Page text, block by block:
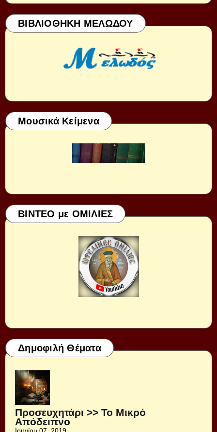
ΒΙΒΛΙΟΘΗΚΗ ΜΕΛΩΔΟΥ
Μουσικά Κείμενα
ΒΙΝΤΕΟ με ΟΜΙΛΙΕΣ
Δημοφιλή Θέματα
Προσευχητάρι >> Το Μικρό
Απόδειπνο